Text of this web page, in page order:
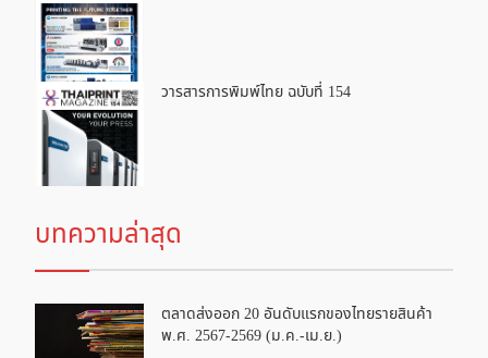
วารสารการพิมพ์ไทย ฉบับที่ 154
บทความล่าสุด
ตลาดส่งออก 20 อันดับแรกของไทยรายสินค้า
พ.ศ. 2567-2569 (ม.ค.-เม.ย.)